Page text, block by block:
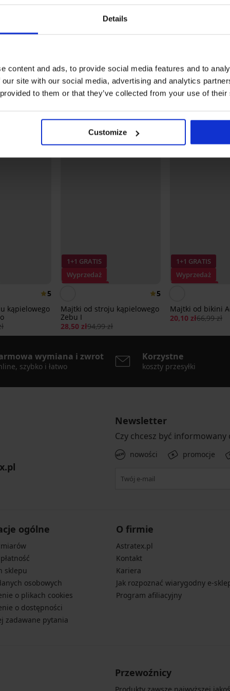
Details
content and ads, to provide social media features and to
site with our social media, advertising and analytics
to them or that they’ve collected from your use of
Customize
Majtki od stroju kąpielowego
Universal – klasyczne z
podwyższonym stanem
52,79 zł 65,99 zł
Majtki od tankini Black
55,99 zł
111,99 zł
Odkryj podobne produkty
5
kąpielowego
1+1 GRATIS
Wyprzedaż
5
Majtki od stroju kąpielowego
Zebu I
28,50 zł94,99 zł
1+1 GRATIS
Wyprzedaż
Majtki od bikini
20,10 zł66,99 zł
wymiana i zwrot
szybko i łatwo
Korzystne
koszty przesyłki
Newsletter
Czy chcesz być informowany
nowości promocje
ogólne
sklepu
osobowych
o plikach cookies
o dostępności
zadawane pytania
O firmie
Astratex.pl
Kontakt
Kariera
Jak rozpoznać wiarygodny e-
Program afiliacyjny
Przewoźnicy